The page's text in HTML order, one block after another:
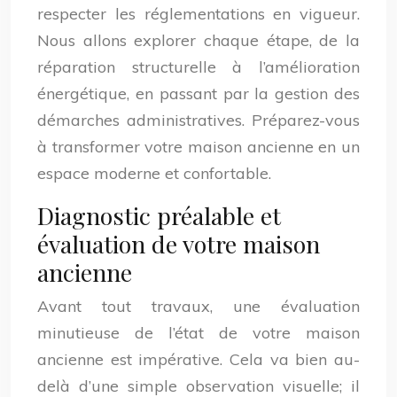
respecter les réglementations en vigueur.
Nous allons explorer chaque étape, de la
réparation structurelle à l’amélioration
énergétique, en passant par la gestion des
démarches administratives. Préparez-vous
à transformer votre maison ancienne en un
espace moderne et confortable.
Diagnostic préalable et
évaluation de votre maison
ancienne
Avant tout travaux, une évaluation
minutieuse de l’état de votre maison
ancienne est impérative. Cela va bien au-
delà d’une simple observation visuelle; il